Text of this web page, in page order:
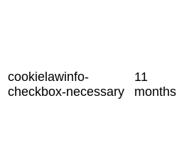
cookielawinfo-
checkbox-necessary
11
months